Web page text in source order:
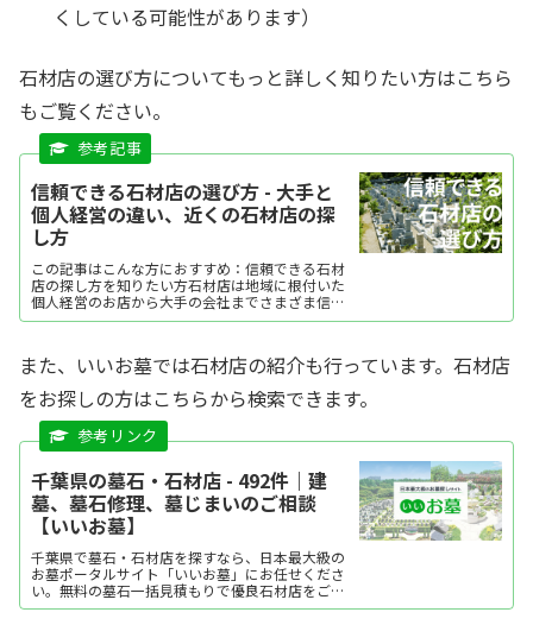
くしている可能性があります）
石材店の選び方についてもっと詳しく知りたい方はこちら
もご覧ください。
信頼できる石材店の選び方 - 大手と
個人経営の違い、近くの石材店の探
し方
この記事はこんな方におすすめ：信頼できる石材
店の探し方を知りたい方石材店は地域に根付いた
個人経営のお店から大手の会社までさまざま信頼
できる店を探すには、石材知識の詳しさや見積
また、いいお墓では石材店の紹介も行っています。石材店
をお探しの方はこちらから検索できます。
千葉県の墓石・石材店 - 492件｜建
墓、墓石修理、墓じまいのご相談
【いいお墓】
千葉県で墓石・石材店を探すなら、日本最大級の
お墓ポータルサイト「いいお墓」にお任せくださ
い。無料の墓石一括見積もりで優良石材店をご紹
介。墓石や石材店の選び方のほか、建墓、墓石修